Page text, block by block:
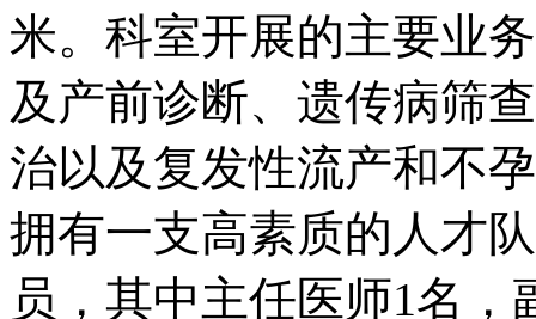
米。科室开展的主要业
及产前诊断、遗传病筛
治以及复发性流产和不
拥有一支高素质的人才
员，其中主任医师1名